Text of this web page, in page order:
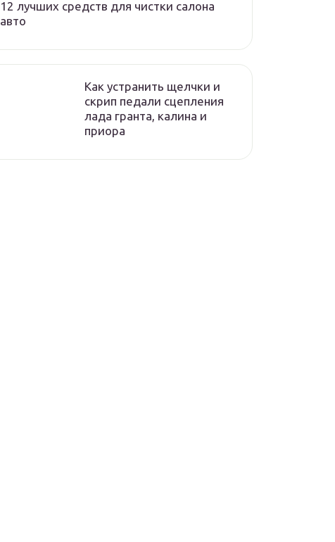
12 лучших средств для чистки салона
авто
Как устранить щелчки и
скрип педали сцепления
лада гранта, калина и
приора